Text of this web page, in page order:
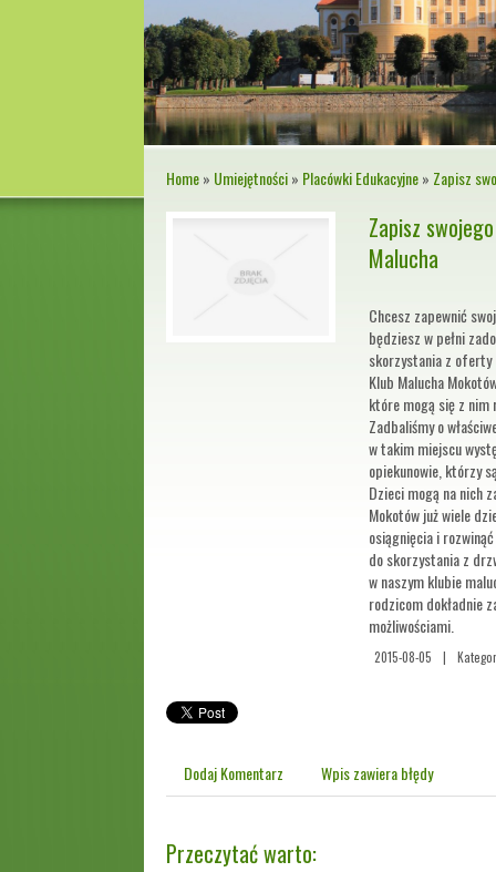
Home» Umiejętności» Placówki Edukacyjne» Zapisz
Zapisz
Malucha
Chcesz zapewnić
będziesz w pełni
skorzystania z oferty
Klub Malucha
które mogą się z nim
Zadbaliśmy o
w takim miejscu
opiekunowie, którzy
Dzieci mogą na nich
Mokotów już wiele
osiągnięcia i
do skorzystania z
w naszym klubie
rodzicom dokładnie
możliwościami.
2015-08-05 |
Dodaj Komentarz Wpis zawiera błędy
Przeczytać warto: